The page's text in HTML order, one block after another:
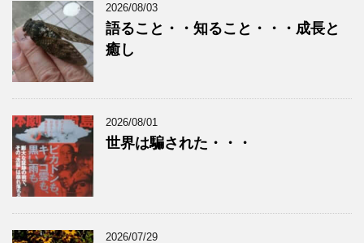
2026/08/03
語ること・・知ること・・・成長と
癒し
2026/08/01
世界は騙された・・・
2026/07/29